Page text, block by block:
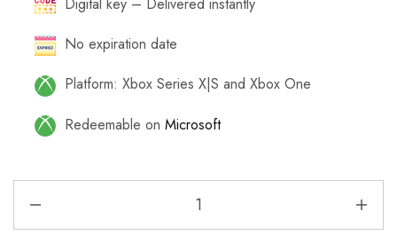
No expiration date
Platform: Xbox Series X|S and Xbox One
Redeemable on Microsoft